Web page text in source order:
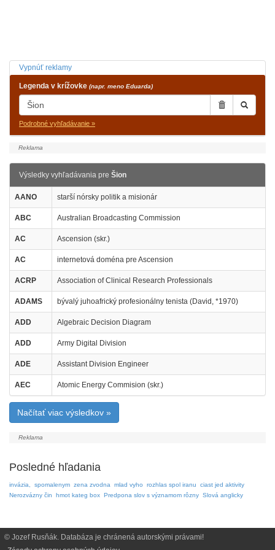
Vypnúť reklamy
Legenda v krížovke (napr. meno Eduarda)
Podrobné vyhľadávanie »
Výsledky vyhľadávania pre Šion
AANO starší nórsky politik a misionár
ABC Australian Broadcasting Commission
AC Ascension (skr.)
AC internetová doména pre Ascension
ACRP Association of Clinical Research Professionals
ADAMS bývalý juhoafrický profesionálny tenista (David, *1970)
ADD Algebraic Decision Diagram
ADD Army Digital Division
ADE Assistant Division Engineer
AEC Atomic Energy Commision (skr.)
Načítať viac výsledkov »
Posledné hľadania
invázia, spomalenym zena zvodna mlad vyho rozhlas spol iranu
ciast jed aktivity
Nerozvázny čin
hmot kateg box Predpona slov s významom rôzny Slová anglicky
© Jozef Rusňák. Databáza je chránená autorskými právami!